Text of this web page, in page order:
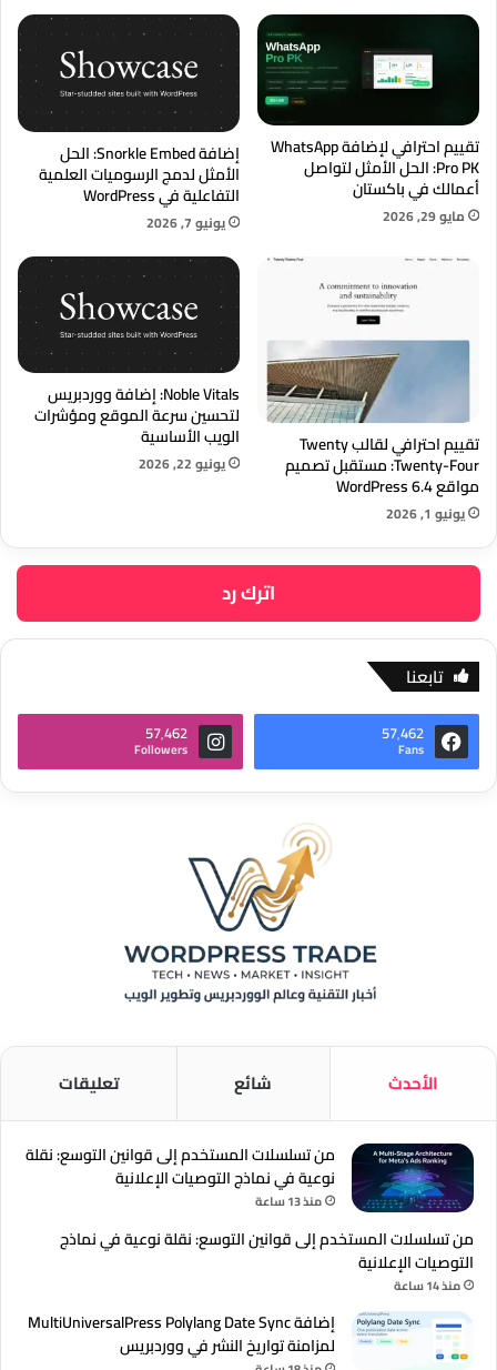
تقييم احترافي لإضافة WhatsApp
Pro PK: الحل الأمثل لتواصل
أعمالك في باكستان
مايو 29, 2026
إضافة Snorkle Embed: الحل
الأمثل لدمج الرسوميات العلمية
التفاعلية في WordPress
يونيو 7, 2026
تقييم احترافي لقالب Twenty
Twenty-Four: مستقبل تصميم
مواقع WordPress 6.4
يونيو 1, 2026
Noble Vitals: إضافة ووردبريس
لتحسين سرعة الموقع ومؤشرات
الويب الأساسية
يونيو 22, 2026
اترك رد
تابعنا
57٬462
Fans
57٬462
Followers
الأحدث شائع تعليقات
من تسلسلات المستخدم إلى قوانين التوسع: نقلة
نوعية في نماذج التوصيات الإعلانية
منذ 13 ساعة
من تسلسلات المستخدم إلى قوانين التوسع: نقلة نوعية في نماذج
التوصيات الإعلانية
منذ 14 ساعة
إضافة MultiUniversalPress Polylang Date Sync
لمزامنة تواريخ النشر في ووردبريس